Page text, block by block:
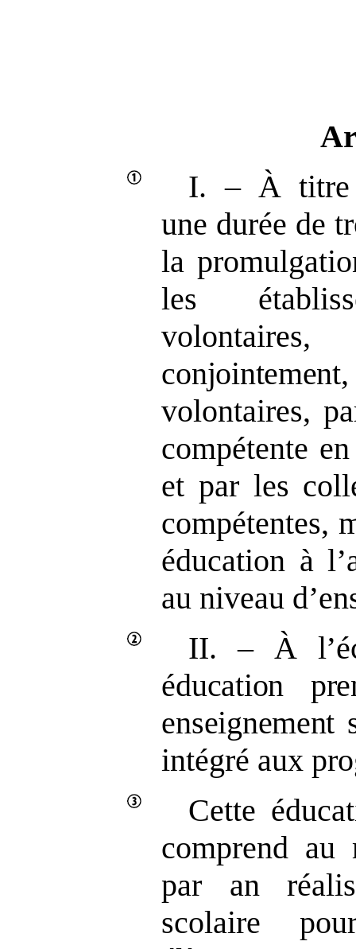
I. – À titre
une durée de
la
les
conjointement,
volontaires,
compétente
et par les
compétentes,
éducation à
au niveau
II.
– À
éducation
enseignement
intégré aux
Cette
comprend au
par an
scolaire